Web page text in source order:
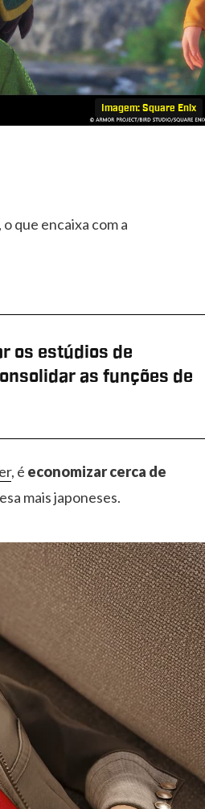
Imagem: Square Enix
que encaixa com a
os estúdios de
as funções de
, é economizar cerca de
mais japoneses.